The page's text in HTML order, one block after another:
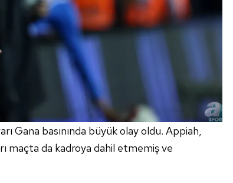
Gana basınında büyük olay oldu. Appiah,
maçta da kadroya dahil etmemiş ve